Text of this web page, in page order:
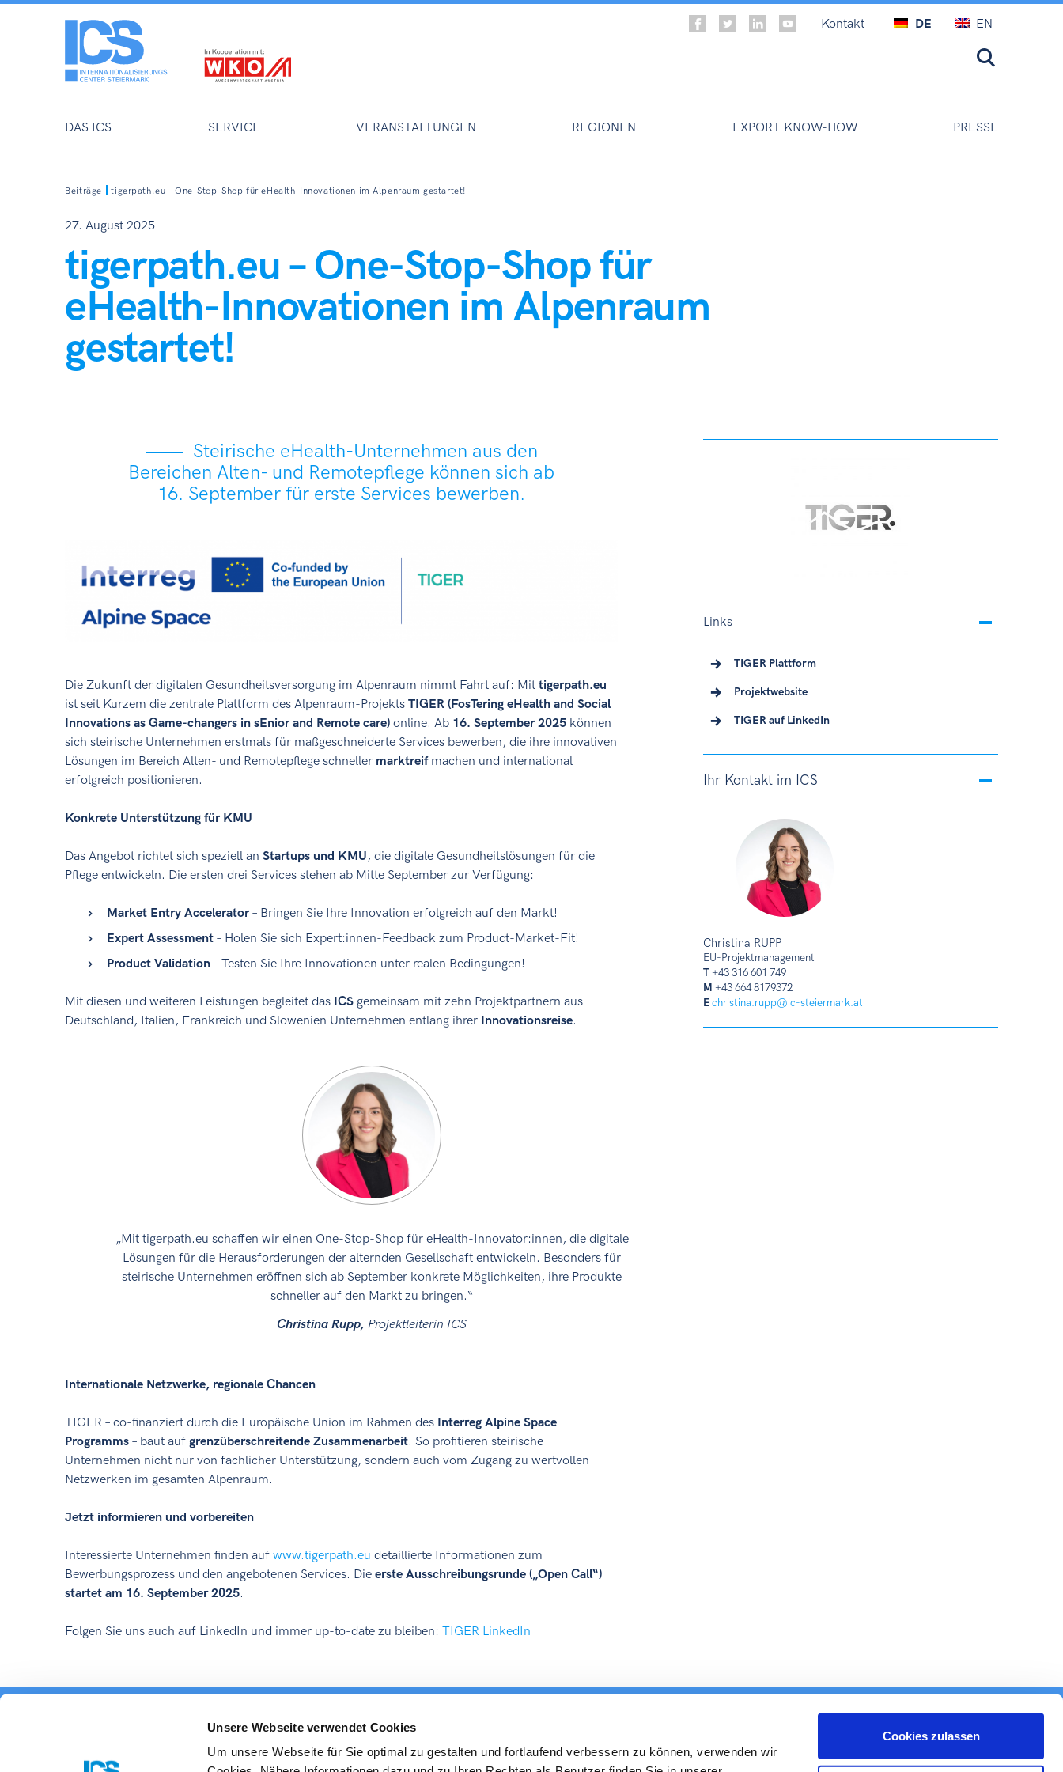
Unsere Webseite verwendet Cookies
Um unsere Webseite für Sie optimal zu gestalten und fortlaufend verbessern zu können, verwenden wir
Cookies zulassen
DAS ICS SERVICE VERANSTALTUNGEN REGIONEN EXPORT KNOW-HOW PRESSE
Kontakt DE EN
Beiträge tigerpath.eu – One-Stop-Shop für eHealth-Innovationen im Alpenraum gestartet!
27. August 2025
tigerpath.eu – One-Stop-Shop für
eHealth-Innovationen im Alpenraum
gestartet!
Links
TIGER Plattform
Projektwebsite
TIGER auf LinkedIn
Ihr Kontakt im ICS
Christina RUPP
EU-Projektmanagement
T+43 316 601 749
M +43 664 8179372
E christina.rupp@ic-steiermark.at
Steirische eHealth-Unternehmen aus den
Bereichen Alten- und Remotepflege können sich ab
16. September für erste Services bewerben.
Die Zukunft der digitalen Gesundheitsversorgung im Alpenraum nimmt Fahrt auf: Mittigerpath.eu
ist seit Kurzem die zentrale Plattform des Alpenraum-ProjektsTIGER (FosTering eHealth and Social
Innovations as Game-changers in sEnior and Remote care) online. Ab 16. September 2025 können
sich steirische Unternehmen erstmals für maßgeschneiderte Services bewerben, die ihre innovativen
Lösungen im Bereich Alten- und Remotepflege schneller marktreifmachen und international
erfolgreich positionieren.
Konkrete Unterstützung für KMU
Das Angebot richtet sich speziell anStartups und KMU, die digitale Gesundheitslösungen für die
Pflege entwickeln. Die ersten drei Services stehen ab Mitte September zur Verfügung:
Market Entry Accelerator– Bringen Sie Ihre Innovation erfolgreich auf den Markt!
Expert Assessment – Holen Sie sich Expert:innen-Feedback zum Product-Market-Fit!
Product Validation – Testen Sie Ihre Innovationen unter realen Bedingungen!
Mit diesen und weiteren Leistungen begleitet das ICS gemeinsam mit zehn Projektpartnern aus
Deutschland, Italien, Frankreich und Slowenien Unternehmen entlang ihrer Innovationsreise.
„Mit tigerpath.eu schaffen wir einen One-Stop-Shop für eHealth-Innovator:innen, die digitale
Lösungen für die Herausforderungen der alternden Gesellschaft entwickeln. Besonders für
steirische Unternehmen eröffnen sich ab September konkrete Möglichkeiten, ihre Produkte
schneller auf den Markt zu bringen.“
Christina Rupp, Projektleiterin ICS
Internationale Netzwerke, regionale Chancen
TIGER – co-finanziert durch die Europäische Union im Rahmen des Interreg Alpine Space
Programms – baut aufgrenzüberschreitende Zusammenarbeit. So profitieren steirische
Unternehmen nicht nur von fachlicher Unterstützung, sondern auch vom Zugang zu wertvollen
Netzwerken im gesamten Alpenraum.
Jetzt informieren und vorbereiten
Interessierte Unternehmen finden aufwww.tigerpath.eu detaillierte Informationen zum
Bewerbungsprozess und den angebotenen Services. Dieerste Ausschreibungsrunde („Open Call“)
startet am 16. September 2025.
Folgen Sie uns auch auf LinkedIn und immer up-to-date zu bleiben:TIGER LinkedIn